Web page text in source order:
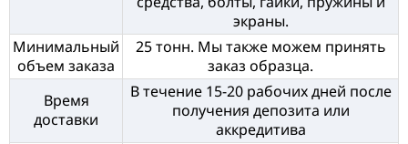
экраны.
Минимальный
объем заказа
25 тонн. Мы также можем принять
заказ образца.
Время
доставки
В течение 15-20 рабочих дней после
получения депозита или
аккредитива